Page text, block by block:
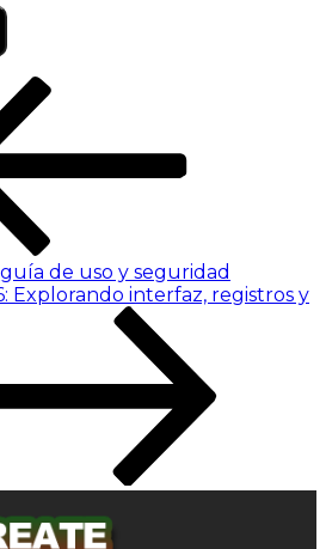
de uso y seguridad
Explorando interfaz, registros y